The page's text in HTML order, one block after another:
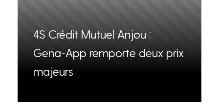
4S Crédit Mutuel Anjou :
Gena-App remporte deux prix
majeurs